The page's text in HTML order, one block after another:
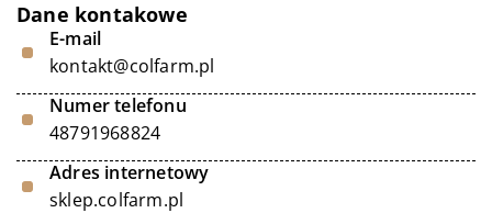
Dane kontakowe
E-mail
kontakt@colfarm.pl
Numer telefonu
48791968824
Adres internetowy
sklep.colfarm.pl